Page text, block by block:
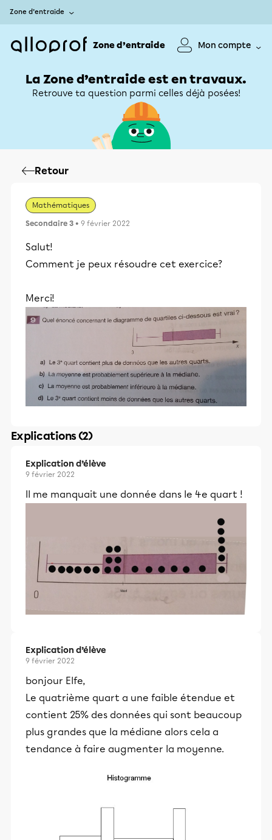
Zone d’entraide
Zone d’entraide Mon compte
La Zone d’entraide est en travaux.
Retrouve ta question parmi celles déjà posées!
Retour
Mathématiques
Secondaire 3 • 9 février 2022
Salut!
Comment je peux résoudre cet exercice?
Merci!
Explications (2)
Explication d’élève
9 février 2022
Il me manquait une donnée dans le 4e quart !
Explication d’élève
9 février 2022
bonjour Elfe,
Le quatrième quart a une faible étendue et
contient 25% des données qui sont beaucoup
plus grandes que la médiane alors cela a
tendance à faire augmenter la moyenne.